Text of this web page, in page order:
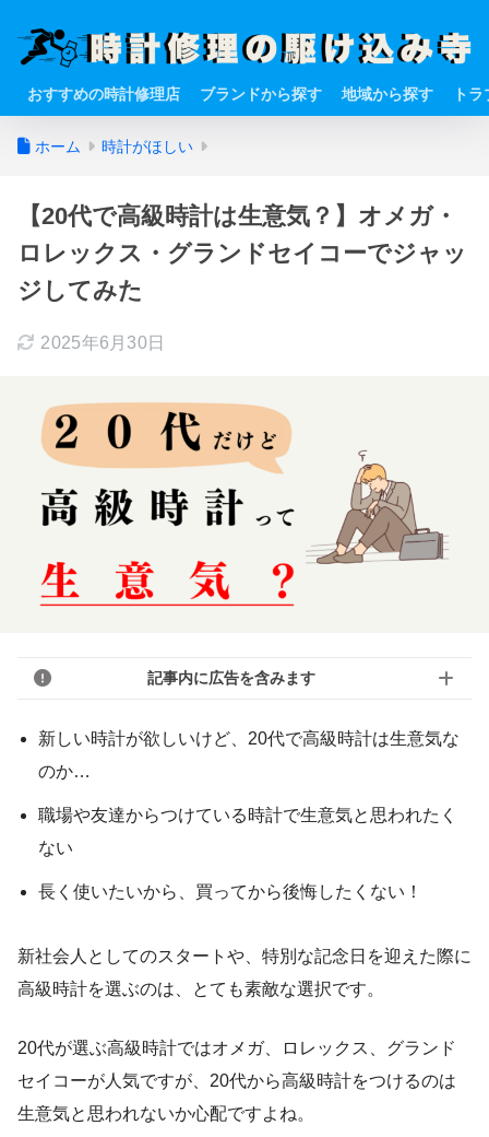
おすすめの時計修理店 ブランドから探す 地域から探す ト
ホーム 時計がほしい
【20代で高級時計は生意気？】オメガ・
ロレックス・グランドセイコーでジャッ
ジしてみた
2025年6月30日
記事内に広告を含みます
新しい時計が欲しいけど、20代で高級時計は生意気な
のか…
職場や友達からつけている時計で生意気と思われたく
ない
長く使いたいから、買ってから後悔したくない！
新社会人としてのスタートや、特別な記念日を迎えた際に
高級時計を選ぶのは、とても素敵な選択です。
20代が選ぶ高級時計ではオメガ、ロレックス、グランド
セイコーが人気ですが、20代から高級時計をつけるのは
生意気と思われないか心配ですよね。